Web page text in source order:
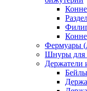
Фермуары
Шнуры для
Держатели